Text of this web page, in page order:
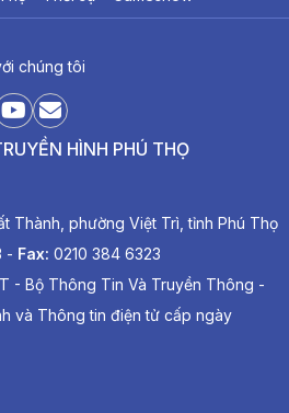
chúng tôi
HÌNH PHÚ THỌ
Thành, phường Việt Trì, tỉnh Phú Thọ
- Fax: 0210 384 6323
- Bộ Thông Tin Và Truyền Thông -
và Thông tin điện tử cấp ngày